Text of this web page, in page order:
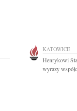
KATOWICE
Henrykowi
wyrazy